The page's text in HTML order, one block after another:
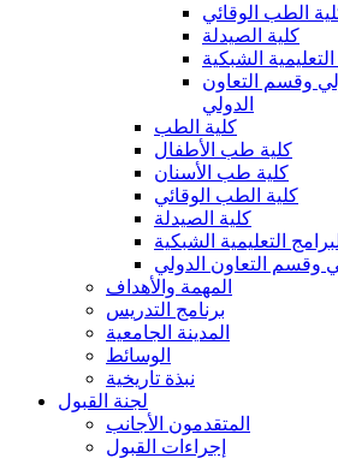
الطب الوقائي
كلية الصيدلة
الشبكية
وقسم التعاون
الدولي
كلية الطب
كلية طب الأطفال
كلية طب الأسنان
كلية الطب الوقائي
كلية الصيدلة
التعليمية الشبكية
وقسم التعاون الدولي
المهمة والأهداف
برنامج التدريس
المدينة الجامعية
الوسائط
نبذة تاريخية
لجنة القبول
المتقدمون الأجانب
إجراءات القبول